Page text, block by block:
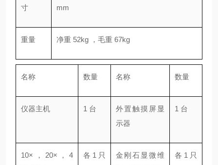
寸
mm
重量 净重 52kg ，毛重 67kg
名称 数量 名称 数量
仪器主机 1 台
外置触摸屏显
示器
1 台
10× ， 20× ， 4
各 1 只
金刚石显微维
各 1 只